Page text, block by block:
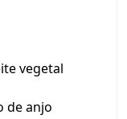
vegetal
de anjo